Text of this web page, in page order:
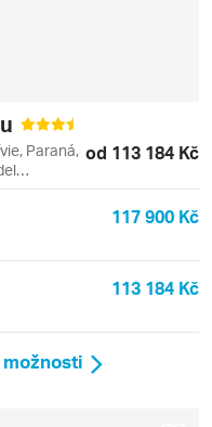
Paraná,
Chile,
od 113 184 Kč
117 900 Kč
113 184 Kč